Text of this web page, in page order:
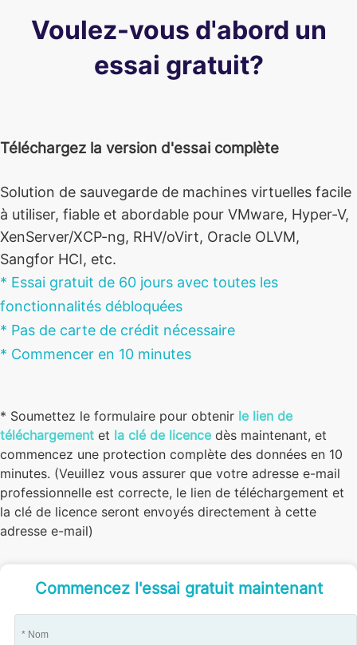
Voulez-vous d'abord un
essai gratuit?
Téléchargez la version d'essai complète
Solution de sauvegarde de machines virtuelles facile
à utiliser, fiable et abordable pour VMware, Hyper-V,
XenServer/XCP-ng, RHV/oVirt, Oracle OLVM,
Sangfor HCI, etc.
* Essai gratuit de 60 jours avec toutes les
fonctionnalités débloquées
* Pas de carte de crédit nécessaire
* Commencer en 10 minutes
* Soumettez le formulaire pour obtenir le lien de
téléchargement et la clé de licencedès maintenant, et
commencez une protection complète des données en 10
minutes. (Veuillez vous assurer que votre adresse e-mail
professionnelle est correcte, le lien de téléchargement et
la clé de licence seront envoyés directement à cette
adresse e-mail)
Commencez l'essai gratuit maintenant